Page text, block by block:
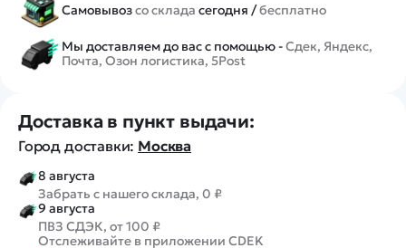
Самовывозсо склада сегодня /бесплатно
Мы доставляем до вас с помощью -Сдек, Яндекс,
Почта, Озон логистика, 5Post
Доставка в пункт выдачи:
Город доставки: Москва
8 августа
Забрать с нашего склада, 0 ₽
9 августа
ПВЗ СДЭК, от 100 ₽
Отслеживайте в приложении CDEK